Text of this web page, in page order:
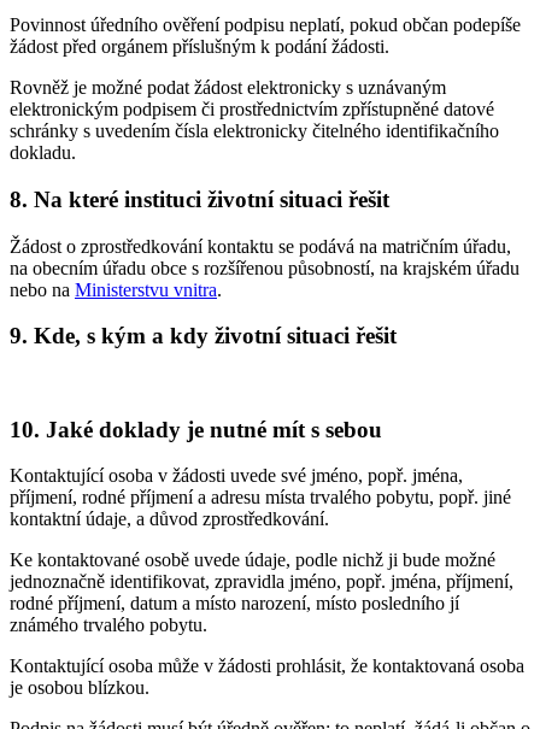
Povinnost úředního ověření podpisu neplatí, pokud občan podepíše
žádost před orgánem příslušným k podání žádosti.
Rovněž je možné podat žádost elektronicky s uznávaným
elektronickým podpisem či prostřednictvím zpřístupněné datové
schránky s uvedením čísla elektronicky čitelného identifikačního
dokladu.
8. Na které instituci životní situaci řešit
Žádost o zprostředkování kontaktu se podává na matričním úřadu,
na obecním úřadu obce s rozšířenou působností, na krajském úřadu
nebo na Ministerstvu vnitra.
9. Kde, s kým a kdy životní situaci řešit
10. Jaké doklady je nutné mít s sebou
Kontaktující osoba v žádosti uvede své jméno, popř. jména,
příjmení, rodné příjmení a adresu místa trvalého pobytu, popř. jiné
kontaktní údaje, a důvod zprostředkování.
Ke kontaktované osobě uvede údaje, podle nichž ji bude možné
jednoznačně identifikovat, zpravidla jméno, popř. jména, příjmení,
rodné příjmení, datum a místo narození, místo posledního jí
známého trvalého pobytu.
Kontaktující osoba může v žádosti prohlásit, že kontaktovaná osoba
je osobou blízkou.